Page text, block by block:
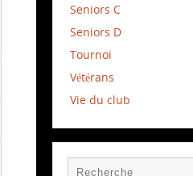
Seniors C
Seniors D
Tournoi
Vétérans
Vie du club